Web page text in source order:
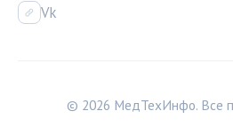
Vk
© 2026 МедТехИнфо. Все